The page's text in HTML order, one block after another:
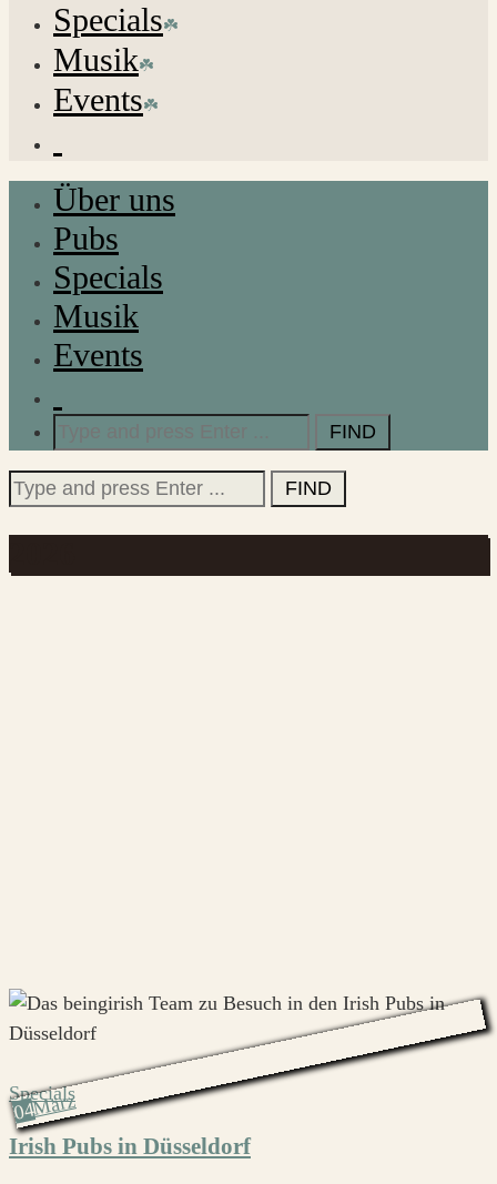
Specials
Musik
Events
Über uns
Pubs
Specials
Musik
Events
for:
Search
for:
04März
Specials
Irish Pubs in Düsseldorf